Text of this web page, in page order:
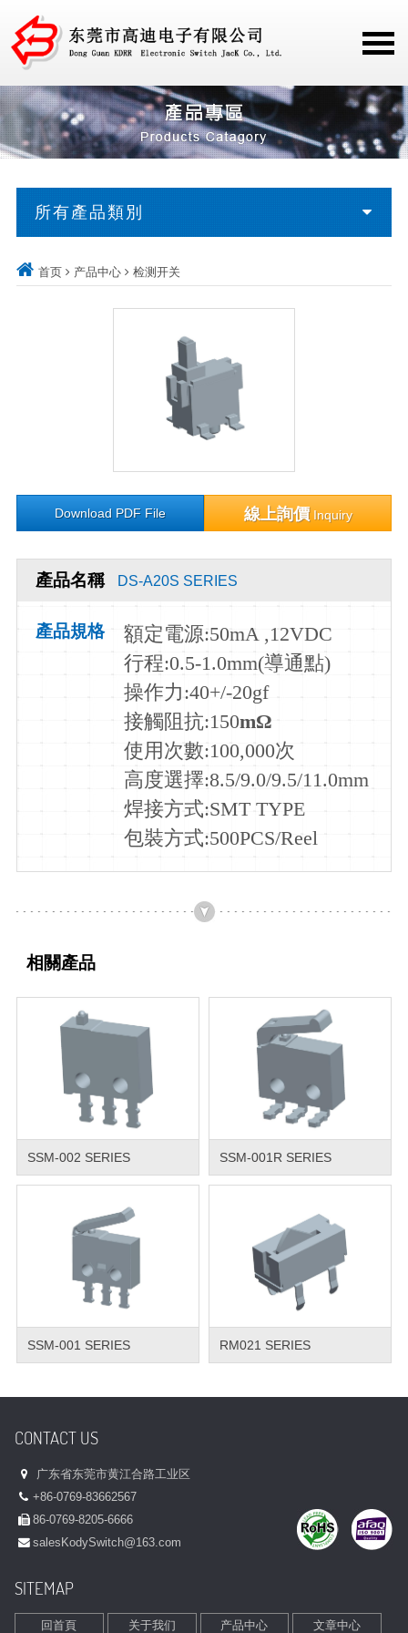
所有產品類別
首页 产品中心 检测开关
Download PDF File 線上詢價Inquiry
產品名稱 DS-A20S SERIES
產品規格 額定電源:50mA ,12VDC
行程:0.5-1.0mm(導通點)
操作力:40+/-20gf
接觸阻抗:150mΩ
使用次數:100,000次
高度選擇:8.5/9.0/9.5/11.0mm
焊接方式:SMT TYPE
包裝方式:500PCS/Reel
相關產品
SSM-002 SERIES SSM-001R SERIES
SSM-001 SERIES RM021 SERIES
CONTACT US
广东省东莞市黄江合路工业区
+86-0769-83662567
86-0769-8205-6666
salesKodySwitch@163.com
SITEMAP
回首頁 关于我们 产品中心 文章中心